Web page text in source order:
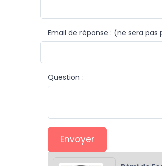
Email de réponse : (ne sera pas
Question :
Envoyer